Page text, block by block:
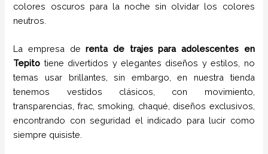
colores oscuros para la noche sin olvidar los colores
neutros.
La empresa derenta de trajes para adolescentes en
Tepito tiene divertidos y elegantes diseños y estilos,
no
temas usar brillantes, sin embargo, en nuestra tienda
tenemos vestidos clásicos, con movimiento,
transparencias, frac, smoking, chaqué, diseños exclusivos,
encontrando con seguridad el indicado para lucir como
siempre quisiste.